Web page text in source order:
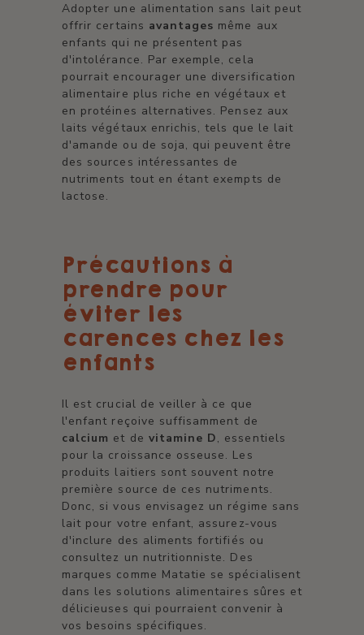
Adopter une alimentation sans lait peut
offrir certains avantages même aux
enfants qui ne présentent pas
d'intolérance. Par exemple, cela
pourrait encourager une diversification
alimentaire plus riche en végétaux et
en protéines alternatives. Pensez aux
laits végétaux enrichis, tels que le lait
d'amande ou de soja, qui peuvent être
des sources intéressantes de
nutriments tout en étant exempts de
lactose.
Précautions à
prendre pour
éviter les
carences chez les
enfants
Il est crucial de veiller à ce que
l'enfant reçoive suffisamment de
calcium et de vitamine D, essentiels
pour la croissance osseuse. Les
produits laitiers sont souvent notre
première source de ces nutriments.
Donc, si vous envisagez un régime sans
lait pour votre enfant, assurez-vous
d'inclure des aliments fortifiés ou
consultez un nutritionniste. Des
marques comme Matatie se spécialisent
dans les solutions alimentaires sûres et
délicieuses qui pourraient convenir à
vos besoins spécifiques.